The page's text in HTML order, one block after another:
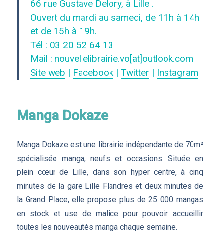
66 rue Gustave Delory, à Lille .
Ouvert du mardi au samedi, de 11h à 14h
et de 15h à 19h.
Tél : 03 20 52 64 13
Mail : nouvellelibrairie.vo[at]outlook.com
Site web | Facebook |Twitter | Instagram
Manga Dokaze
Manga Dokaze est une librairie indépendante de 70m²
spécialisée manga, neufs et occasions. Située en
plein cœur de Lille, dans son hyper centre, à cinq
minutes de la gare Lille Flandres et deux minutes de
la Grand Place, elle propose plus de 25 000 mangas
en stock et use de malice pour pouvoir accueillir
toutes les nouveautés manga chaque semaine.